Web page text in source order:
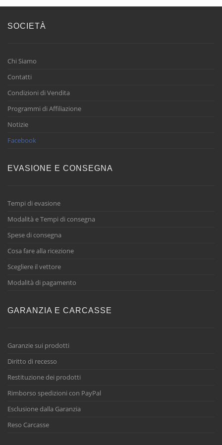
SOCIETÀ
Chi Siamo
Contatti
Condizioni di Vendita
Programmi di Affiliazione
Notizie
Facebook
EVASIONE E CONSEGNA
Tempi di evasione
Modalità e Tempi di consegna
Spese di consegna
Cosa fare alla ricezione
Scegliere il vettore
Modalità di pagamento
GARANZIA E CARCASSE
Garanzie sui prodotti
Diritto di recesso
Restituzione dei prodotti
Rimborso spedizioni con PayPal
Esclusione dalla Garanzia
Reso Carcasse